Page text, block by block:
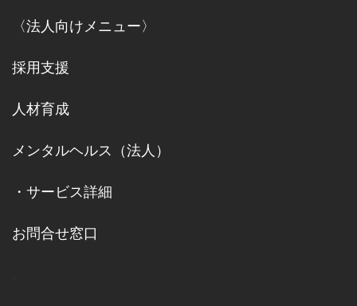
〈法人向けメニュー〉
採用支援
人材育成
メンタルヘルス（法人）
・ サービス詳細
お問合せ窓口